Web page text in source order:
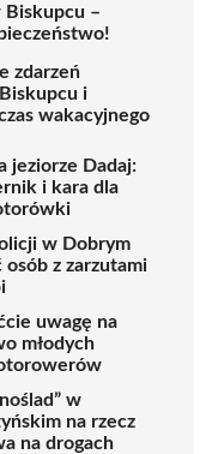
Biskupcu –
zdarzeń
i
wakacyjnego
jeziorze Dadaj:
i kara dla
w Dobrym
z zarzutami
uwagę na
młodych
w
na rzecz
na drogach